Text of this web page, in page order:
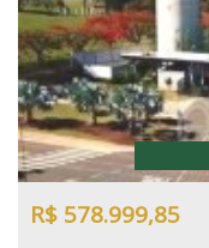
R$ 578.999,85